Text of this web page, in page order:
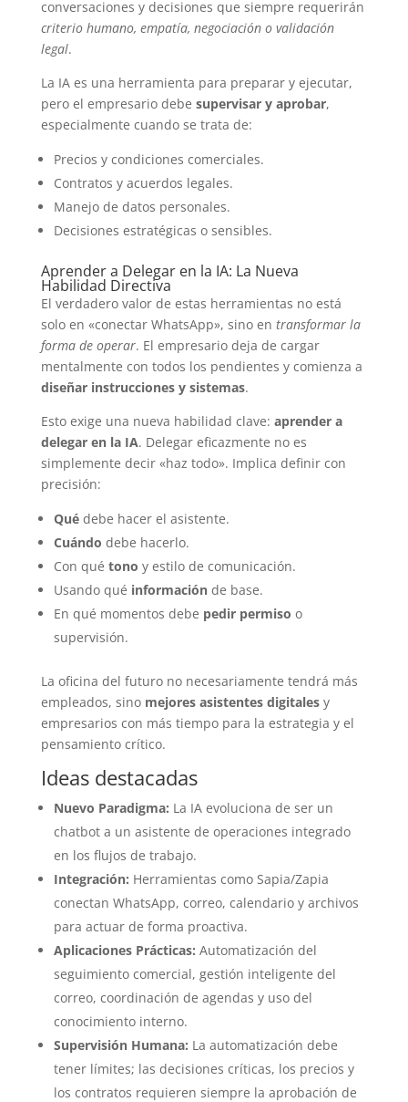
conversaciones y decisiones que siempre requerirán
criterio humano, empatía, negociación o validación
legal.
La IA es una herramienta para preparar y ejecutar,
pero el empresario debe supervisar y aprobar,
especialmente cuando se trata de:
Precios y condiciones comerciales.
Contratos y acuerdos legales.
Manejo de datos personales.
Decisiones estratégicas o sensibles.
Aprender a Delegar en la IA: La Nueva
Habilidad Directiva
El verdadero valor de estas herramientas no está
solo en «conectar WhatsApp», sino en transformar la
forma de operar. El empresario deja de cargar
mentalmente con todos los pendientes y comienza a
diseñar instrucciones y sistemas.
Esto exige una nueva habilidad clave: aprender a
delegar en la IA. Delegar eficazmente no es
simplemente decir «haz todo». Implica definir con
precisión:
Quédebe hacer el asistente.
Cuándo debe hacerlo.
Con qué tono y estilo de comunicación.
Usando qué informaciónde base.
En qué momentos debe pedir permiso o
supervisión.
La oficina del futuro no necesariamente tendrá más
empleados, sino mejores asistentes digitalesy
empresarios con más tiempo para la estrategia y el
pensamiento crítico.
Ideas destacadas
Nuevo Paradigma: La IA evoluciona de ser un
chatbot a un asistente de operaciones integrado
en los flujos de trabajo.
Integración: Herramientas como Sapia/Zapia
conectan WhatsApp, correo, calendario y archivos
para actuar de forma proactiva.
Aplicaciones Prácticas: Automatización del
seguimiento comercial, gestión inteligente del
correo, coordinación de agendas y uso del
conocimiento interno.
Supervisión Humana: La automatización debe
tener límites; las decisiones críticas, los precios y
los contratos requieren siempre la aprobación de